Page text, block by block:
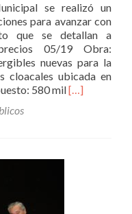
se realizó un
para avanzar con
que se detallan a
05/19 Obra:
nuevas para la
cloacales ubicada en
580 milLeer
[…]